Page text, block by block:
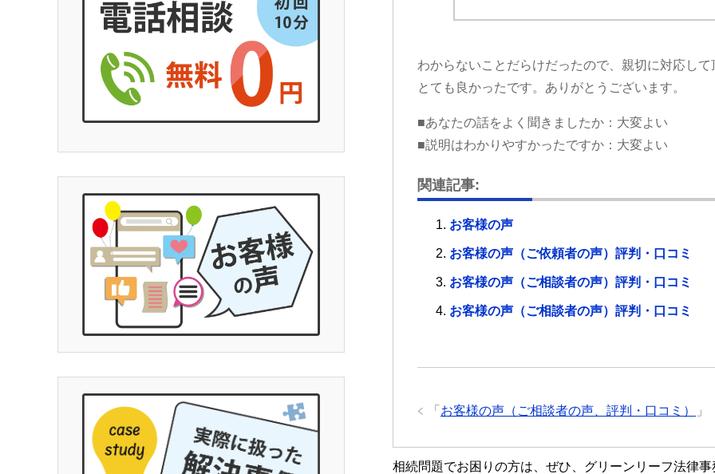
わからないことだらけだったので、親切に対応して
とても良かったです。ありがとうございます。
■あなたの話をよく聞きましたか：大変よい
■説明はわかりやすかったですか：大変よい
関連記事:
お客様の声
お客様の声（ご依頼者の声）評判・口コミ
お客様の声（ご相談者の声）評判・口コミ
お客様の声（ご相談者の声）評判・口コミ
「 お客様の声（ご相談者の声、評判・口コミ） 」
相続問題でお困りの方は、ぜひ、グリーンリーフ法律